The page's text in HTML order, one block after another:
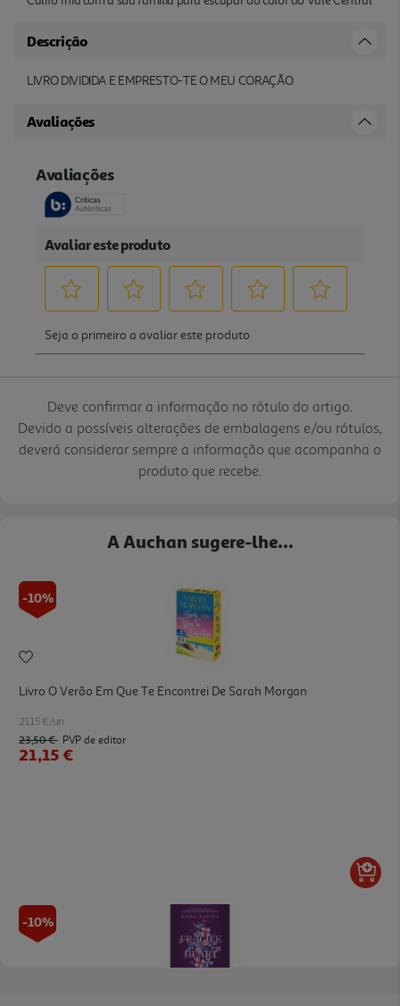
Descrição
LIVRO DIVIDIDA E EMPRESTO-TE O MEU CORAÇÃO
Avaliações
Deve confirmar a informação no rótulo do artigo.
Devido a possíveis alterações de embalagens e/ou rótulos,
deverá considerar sempre a informação que acompanha o
produto que recebe.
A Auchan sugere-lhe...
-10%
Livro O Verão Em Que Te Encontrei De Sarah Morgan
21.15 €/un
23,50 € PVP de editor
21,15 €
-10%